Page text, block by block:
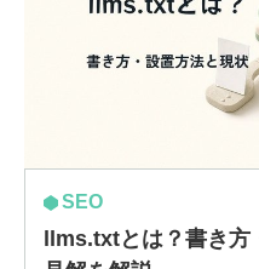
SEO
llms.txtとは？書き